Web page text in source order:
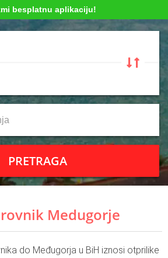
besplatnu aplikaciju!
PRETRAGA
Medugorje
do Međugorja u BiH iznosi otprilike